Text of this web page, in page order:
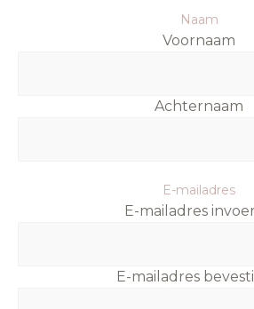
Naam
Voornaam
Achternaam
E-mailadres
E-mailadres
E-mailadres